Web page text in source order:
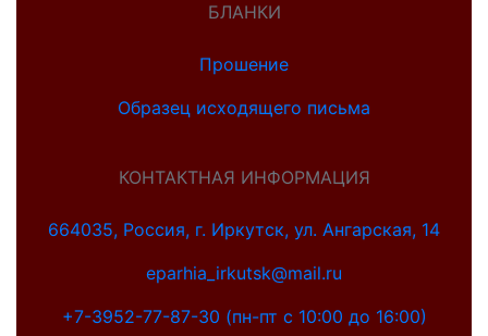
БЛАНКИ
Прошение
Образец исходящего письма
КОНТАКТНАЯ ИНФОРМАЦИЯ
664035, Россия, г. Иркутск, ул. Ангарская, 14
eparhia_irkutsk@mail.ru
+7-3952-77-87-30 (пн-пт с 10:00 до 16:00)